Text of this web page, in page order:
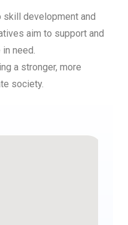
skill development and
aim to support and
need.
a stronger, more
society.